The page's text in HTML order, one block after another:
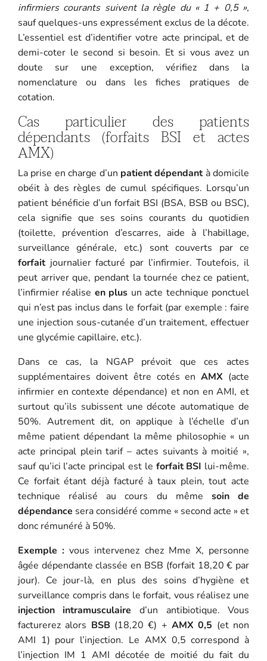
infirmiers courants suivent la règle du « 1 + 0,5 »,
sauf quelques-uns expressément exclus de la décote.
L’essentiel est d’identifier votre acte principal, et de
demi-coter le second si besoin. Et si vous avez un
doute sur une exception, vérifiez dans la
nomenclature ou dans les fiches pratiques de
cotation.
Cas particulier des patients
dépendants (forfaits BSI et actes
AMX)
La prise en charge d’un patient dépendantà domicile
obéit à des règles de cumul spécifiques. Lorsqu’un
patient bénéficie d’un forfait BSI (BSA, BSB ou BSC),
cela signifie que ses soins courants du quotidien
(toilette, prévention d’escarres, aide à l’habillage,
surveillance générale, etc.) sont couverts par ce
forfaitjournalier facturé par l’infirmier. Toutefois, il
peut arriver que, pendant la tournée chez ce patient,
l’infirmier réalise en plus un acte technique ponctuel
qui n’est pas inclus dans le forfait (par exemple : faire
une injection sous-cutanée d’un traitement, effectuer
une glycémie capillaire, etc.).
Dans ce cas, la NGAP prévoit que ces actes
supplémentaires doivent être cotés enAMX (acte
infirmier en contexte dépendance) et non en AMI, et
surtout qu’ils subissent une décote automatique de
50%. Autrement dit, on applique à l’échelle d’un
même patient dépendant la même philosophie « un
acte principal plein tarif – actes suivants à moitié »,
sauf qu’ici l’acte principal est le forfait BSI lui-même.
Ce forfait étant déjà facturé à taux plein, tout acte
technique réalisé au cours du même soin de
dépendance sera considéré comme « second acte » et
donc rémunéré à 50%.
Exemple : vous intervenez chez Mme X, personne
âgée dépendante classée en BSB (forfait 18,20 € par
jour). Ce jour-là, en plus des soins d’hygiène et
surveillance compris dans le forfait, vous réalisez une
injection intramusculaire d’un antibiotique. Vous
facturerez alors BSB(18,20 €) +AMX 0,5 (et non
AMI 1) pour l’injection. Le AMX 0,5 correspond à
l’injection IM 1 AMI décotée de moitié du fait du